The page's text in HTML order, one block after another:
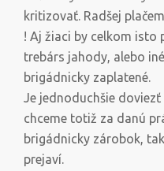
kritizovať. Radšej
! Aj žiaci by celkom
trebárs jahody, alebo
brigádnicky zaplatené.
Je jednoduchšie
chceme totiž za danú
brigádnicky zárobok,
prejaví.